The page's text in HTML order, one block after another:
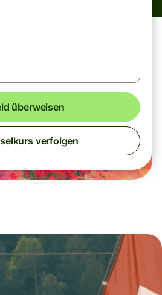
überweisen
verfolgen